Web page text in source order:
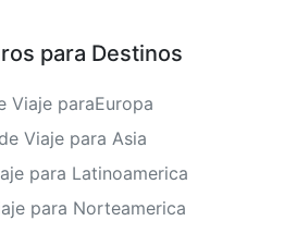
para Destinos
Viaje paraEuropa
Viaje para Asia
para Latinoamerica
para Norteamerica